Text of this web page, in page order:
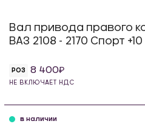
Вал привода правого
ВАЗ 2108 - 2170 Спорт
РОЗ 8 400
НЕ ВКЛЮЧАЕТ НДС
в наличии